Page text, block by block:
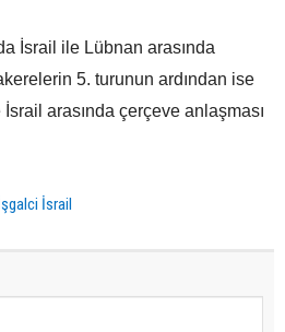
İsrail ile Lübnan arasında
5. turunun ardından ise
arasında çerçeve anlaşması
İsrail